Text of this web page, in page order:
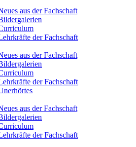
aus der Fachschaft
der Fachschaft
aus der Fachschaft
der Fachschaft
aus der Fachschaft
der Fachschaft